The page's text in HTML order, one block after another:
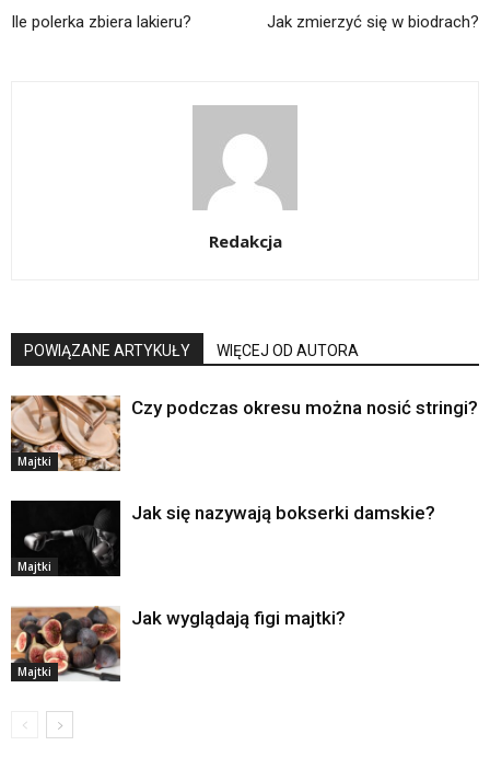
Ile polerka zbiera lakieru? Jak zmierzyć się w biodrach?
Redakcja
POWIĄZANE ARTYKUŁY WIĘCEJ OD AUTORA
Majtki
Czy podczas okresu można nosić stringi?
Majtki
Jak się nazywają bokserki damskie?
Majtki
Jak wyglądają figi majtki?